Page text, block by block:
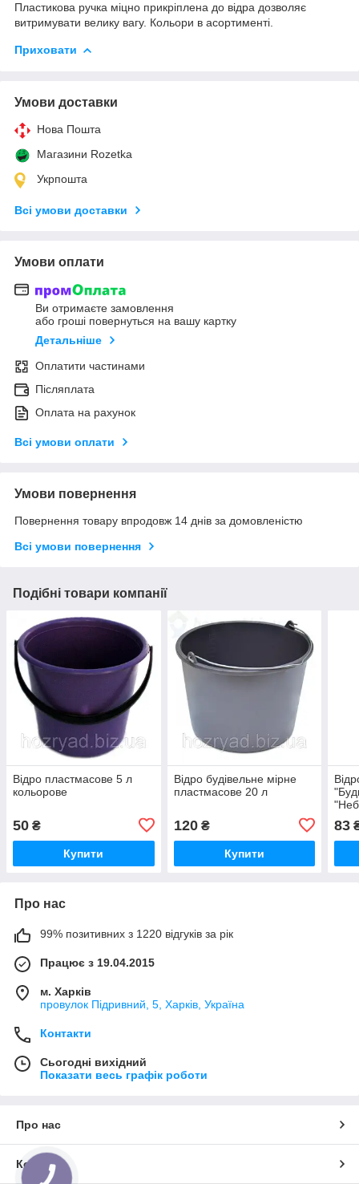
Пластикова ручка міцно прикріплена до відра дозволяє
витримувати велику вагу. Кольори в асортименті.
Приховати
Умови доставки
Нова Пошта
Магазини Rozetka
Укрпошта
Всі умови доставки
Умови оплати
Ви отримаєте замовлення
або гроші повернуться на вашу картку
Детальніше
Оплатити частинами
Післяплата
Оплата на рахунок
Всі умови оплати
Умови повернення
Повернення товару впродовж 14 днів за домовленістю
Всі умови повернення
Подібні товари компанії
Відро пластмасове 5 л
кольорове
50 ₴
Купити
Відро будівельне мірне
пластмасове 20 л
120₴
Купити
83
Про нас
99% позитивних з 1220 відгуків за рік
Працює з 19.04.2015
м. Харків
провулок Підривний, 5, Харків, Україна
Контакти
Сьогодні вихідний
Показати весь графік роботи
Про нас
Контакти
КНОПКА
ЗВ'ЯЗКУ